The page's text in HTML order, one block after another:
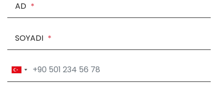
AD *
SOYADI *